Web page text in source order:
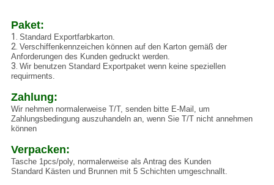
Paket:
1. Standard Exportfarbkarton.
2. Verschiffenkennzeichen können auf den Karton gemäß der
Anforderungen des Kunden gedruckt werden.
3. Wir benutzen Standard Exportpaket wenn keine speziellen
requirments.
Zahlung:
Wir nehmen normalerweise T/T, senden bitte E-Mail, um
Zahlungsbedingung auszuhandeln an, wenn Sie T/T nicht annehmen
können
Verpacken:
Tasche 1pcs/poly, normalerweise als Antrag des Kunden
Standard Kästen und Brunnen mit 5 Schichten umgeschnallt.